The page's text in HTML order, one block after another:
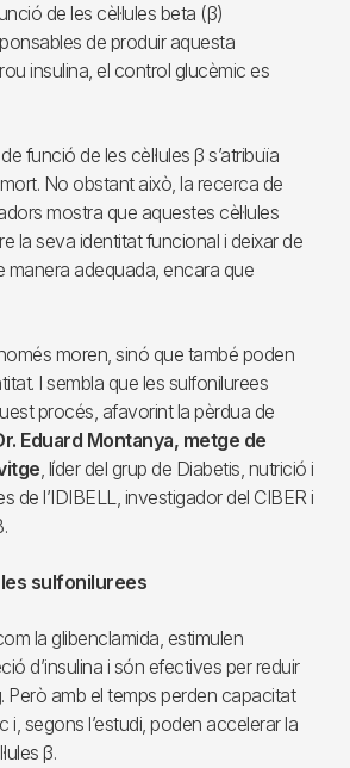
de les cèl·lules beta (β)
de produir aquesta
insulina, el control glucèmic es
funció de les cèl·lules β s’atribuïa
No obstant això, la recerca de
mostra que aquestes cèl·lules
la seva identitat funcional i deixar de
manera adequada, encara que
moren, sinó que també poden
I sembla que les sulfonilurees
procés, afavorint la pèrdua de
Eduard Montanya, metge de
, líder del grup de Diabetis, nutrició i
de l’IDIBELL, investigador del CIBER i
sulfonilurees
la glibenclamida, estimulen
d’insulina i són efectives per reduir
Però amb el temps perden capacitat
i, segons l’estudi, poden accelerar la
β.